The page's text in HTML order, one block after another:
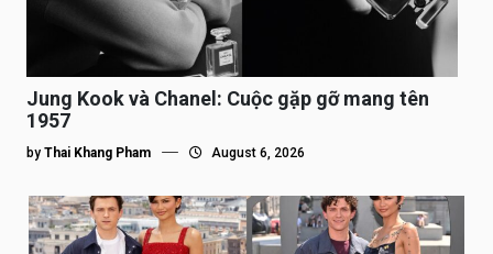
Jung Kook và Chanel: Cuộc gặp gỡ mang tên
1957
by Thai Khang Pham August 6, 2026